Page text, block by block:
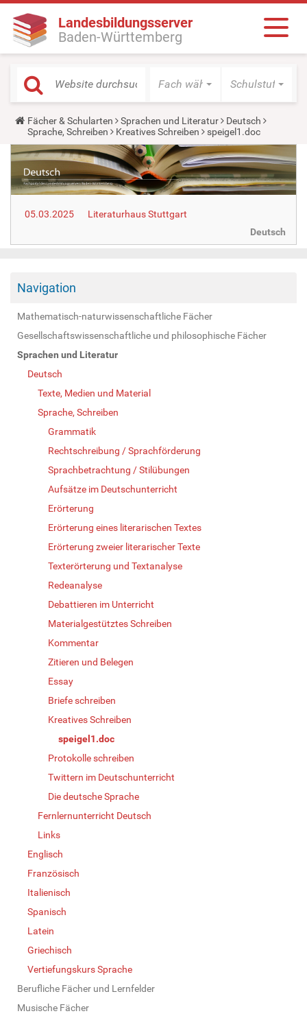
Landesbildungsserver
Baden-Württemberg
Fach wählen Schulstufe
Y
o
u
a
r
e
h
e
e
Fächer & Schularten Sprachen und Literatur
Deutsch
Sprache, Schreiben
Kreatives Schreiben speigel1.doc
05.03.2025
Literaturhaus Stuttgart
Deutsch
Navigation
Mathematisch-naturwissenschaftliche Fächer
Gesellschaftswissenschaftliche und philosophische Fächer
Sprachen und Literatur
Deutsch
Texte, Medien und Material
Sprache, Schreiben
Grammatik
Rechtschreibung / Sprachförderung
Sprachbetrachtung / Stilübungen
Aufsätze im Deutschunterricht
Erörterung
Erörterung eines literarischen Textes
Erörterung zweier literarischer Texte
Texterörterung und Textanalyse
Redeanalyse
Debattieren im Unterricht
Materialgestütztes Schreiben
Kommentar
Zitieren und Belegen
Essay
Briefe schreiben
Kreatives Schreiben
speigel1.doc
Protokolle schreiben
Twittern im Deutschunterricht
Die deutsche Sprache
Fernlernunterricht Deutsch
Links
Englisch
Französisch
Italienisch
Spanisch
Latein
Griechisch
Vertiefungskurs Sprache
Berufliche Fächer und Lernfelder
Musische Fächer